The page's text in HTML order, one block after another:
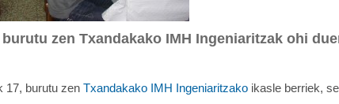
zen Txandakako IMH Ingeniaritzak ohi
17, burutu zen Txandakako IMH Ingeniaritzako ikasle berriek,